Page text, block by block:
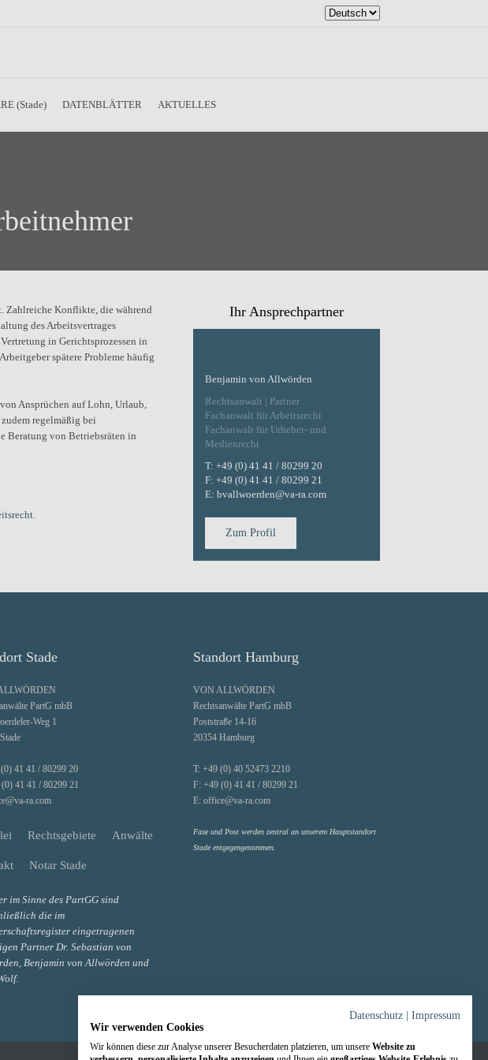
Sprache
(Stade) DATENBLÄTTER AKTUELLES
Zahlreiche Konflikte, die während
des Arbeitsvertrages
in Gerichtsprozessen in
spätere Probleme häufig
Ansprüchen auf Lohn, Urlaub,
regelmäßig bei
Beratung von Betriebsräten in
Ihr Ansprechpartner
Benjamin von Allwörden
Rechtsanwalt | Partner
Fachanwalt für Arbeitsrecht
Fachanwalt für Urheber- und
Medienrecht
T: +49 (0) 41 41 / 80299 20
F: +49 (0) 41 41 / 80299 21
E: bvallwoerden@va-ra.com
Zum Profil
Stade
PartG mbB
Weg 1
41 41 / 80299 20
41 41 / 80299 21
ra.com
Rechtsgebiete Anwälte
Notar Stade
im Sinne des PartGG sind
die im
eingetragenen
Partner Dr. Sebastian von
Benjamin von Allwörden und
Standort Hamburg
VON ALLWÖRDEN
Rechtsanwälte PartG mbB
Poststraße 14-16
20354 Hamburg
T: +49 (0) 40 52473 2210
F: +49 (0) 41 41 / 80299 21
E: office@va-ra.com
Faxe und Post werden zentral an unserem Hauptstandort
Stade entgegengenommen.
Datenschutz
Impressum
Wir verwenden Cookies
Wir können diese zur Analyse unserer Besucherdaten platzieren, um unsere Website zu